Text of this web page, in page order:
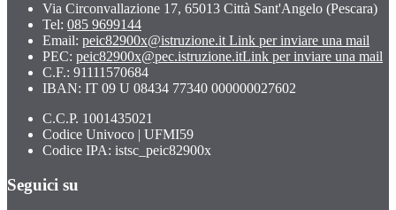
Via Circonvallazione 17, 65013 Città Sant'Angelo (Pescara)
Tel: 085 9699144
Email: peic82900x@istruzione.itLink per inviare una mail
PEC: peic82900x@pec.istruzione.itLink per inviare una mail
C.F.: 91111570684
IBAN: IT 09 U 08434 77340 000000027602
C.C.P. 1001435021
Codice Univoco | UFMI59
Codice IPA: istsc_peic82900x
Seguici su